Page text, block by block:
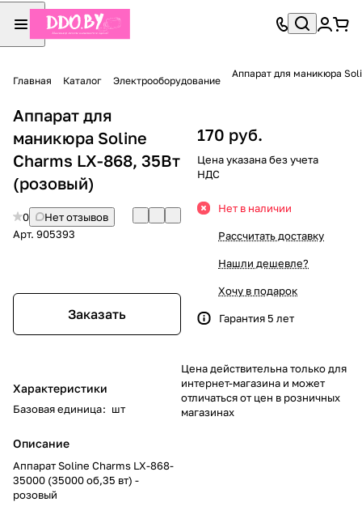
Главная Каталог Электрооборудование
Аппарат для маникюра
Аппарат для
маникюра Soline
Charms LX-868, 35Вт
(розовый)
0
Нет отзывов
Арт. 905393
Заказать
Характеристики
Базовая единица: шт
Описание
Аппарат Soline Charms LX-868-
35000 (35000 об,35 вт) -
розовый
170 руб.
Цена указана без учета
НДС
Нет в наличии
Рассчитать доставку
Нашли дешевле?
Хочу в подарок
Гарантия 5 лет
Цена действительна только для
интернет-магазина и может
отличаться от цен в розничных
магазинах